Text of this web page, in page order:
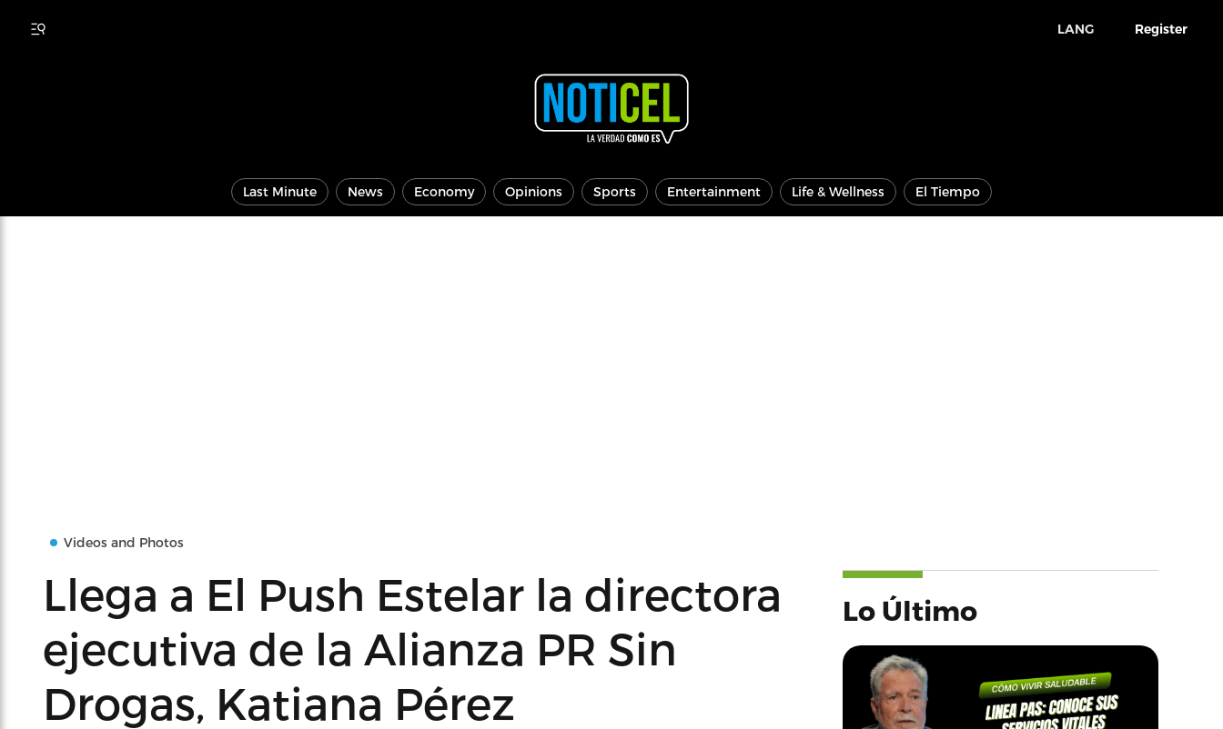
LANG Register
Last Minute News Economy Opinions Sports Entertainment Life & Wellness El Tiempo
Videos and Photos
Llega a El Push Estelar la directora
ejecutiva de la Alianza PR Sin
Drogas, Katiana Pérez
Lo Último